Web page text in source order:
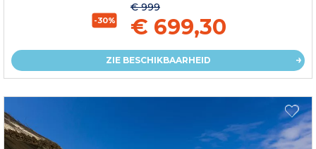
-30%
€ 999
€ 699,30
ZIE BESCHIKBAARHEID